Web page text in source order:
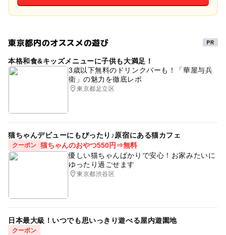
東京都内のオススメの遊び
本格和食&キッズメニューに子供も大満足！
3歳以下無料のドリンクバーも！「華屋与兵
衛」の魅力を徹底レポ
東京都足立区
猫ちゃんデビューにもぴったり♪原宿にある猫カフェ
クーポン 猫ちゃんのおやつ550円⇒無料
優しい猫ちゃんばかりで安心！お家みたいに
ゆったり過ごせます
東京都渋谷区
日本最大級！いつでも思いっきり遊べる屋内遊園地
クーポン